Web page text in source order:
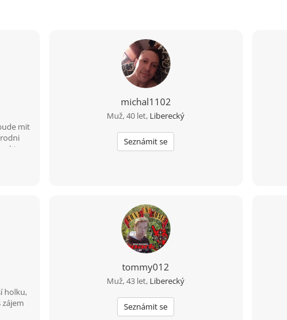
mit
ktery
michal1102
Muž, 40 let, Liberecký
Seznámit se
holku,
tommy012
Muž, 43 let, Liberecký
Seznámit se